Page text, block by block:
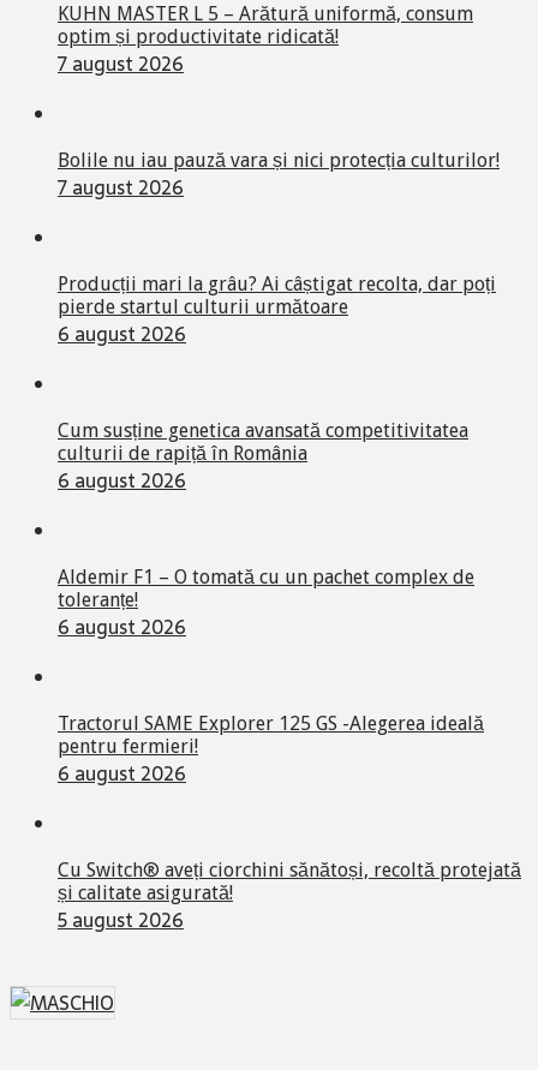
KUHN MASTER L 5 – Arătură uniformă, consum
optim și productivitate ridicată!
7 august 2026
Bolile nu iau pauză vara și nici protecția culturilor!
7 august 2026
Producții mari la grâu? Ai câștigat recolta, dar poți
pierde startul culturii următoare
6 august 2026
Cum susține genetica avansată competitivitatea
culturii de rapiță în România
6 august 2026
Aldemir F1 – O tomată cu un pachet complex de
toleranțe!
6 august 2026
Tractorul SAME Explorer 125 GS -Alegerea ideală
pentru fermieri!
6 august 2026
Cu Switch® aveți ciorchini sănătoși, recoltă protejată
și calitate asigurată!
5 august 2026